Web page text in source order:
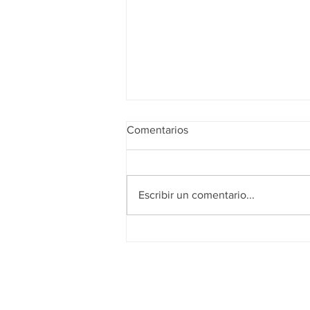
Realidad de octubre
Comentarios
Escribir un comentario...